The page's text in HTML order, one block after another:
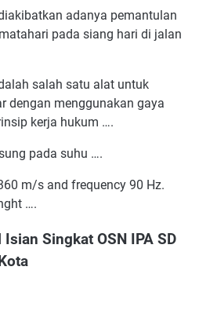
adanya pemantulan
pada siang hari di jalan
salah satu alat untuk
dengan menggunakan gaya
kerja hukum ….
pada suhu ….
m/s and frequency 90 Hz.
….
Singkat OSN IPA SD